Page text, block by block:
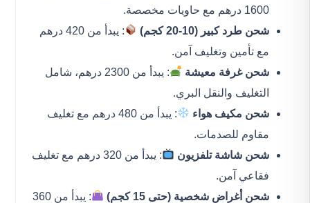
1600 درهم مع حاويات مخصصة.
شحن طرد كبير (10-20 كجم)
: يبدأ من 420 درهم
مع تأمين وتغليف آمن.
شحن غرفة معيشة
: يبدأ من 2300 درهم، شامل
التغليف والنقل البري.
شحن مكيف هواء
: يبدأ من 480 درهم مع تغليف
مقاوم للصدمات.
شحن شاشة تلفزيون
: يبدأ من 320 درهم مع تغليف
فقاعي آمن.
شحن أغراض شخصية (حتى 15 كجم)
: يبدأ من 360